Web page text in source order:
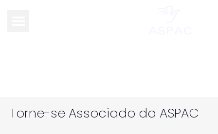
Torne-se Associado da ASPAC